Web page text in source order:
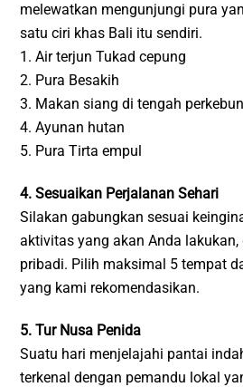
melewatkan mengunjungi pura
satu ciri khas Bali itu sendiri.
1. Air terjun Tukad cepung
2. Pura Besakih
3. Makan siang di tengah
4. Ayunan hutan
5. Pura Tirta empul
4. Sesuaikan Perjalanan Sehari
Silakan gabungkan sesuai
aktivitas yang akan Anda lakukan,
pribadi. Pilih maksimal 5 tempat
yang kami rekomendasikan.
5. Tur Nusa Penida
Suatu hari menjelajahi pantai
terkenal dengan pemandu lokal